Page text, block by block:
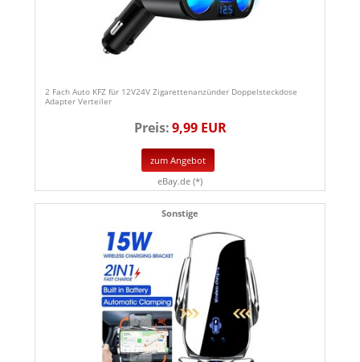
2 Fach Auto KFZ für 12V24V Zigarettenanzünder Doppelsteckdose
Adapter Verteiler
Preis:9,99 EUR
zum Angebot
eBay.de (*)
Sonstige